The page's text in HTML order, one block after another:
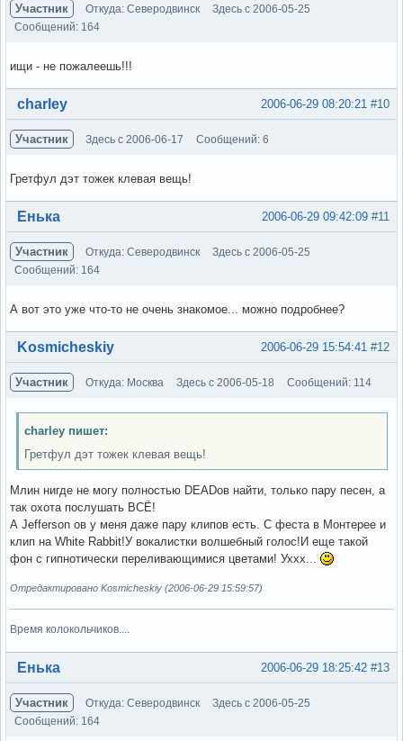
Участник Откуда: Северодвинск
Здесь с 2006-05-25
Сообщений: 164
ищи - не пожалеешь!!!
Вне форума #10
2006-06-29 08:20:21
charley
Участник Здесь с 2006-06-17 Сообщений: 6
Гретфул дэт тожек клевая вещь!
Вне форума #11
2006-06-29 09:42:09
Енька
Участник Откуда: Северодвинск
Здесь с 2006-05-25
Сообщений: 164
А вот это уже что-то не очень знакомое... можно подробнее?
Вне форума #12
2006-06-29 15:54:41
Kosmicheskiy
Участник Откуда: Москва Здесь с 2006-05-18 Сообщений: 114
charley пишет:
Гретфул дэт тожек клевая вещь!
Млин нигде не могу полностью DEADов найти, только пару песен, а
так охота послушать ВСЁ!
А Jefferson ов у меня даже пару клипов есть. С феста в Монтерее и
клип на White Rabbit!У вокалистки волшебный голос!И еще такой
фон с гипнотически переливающимися цветами! Уххх...
Отредактировано Kosmicheskiy (2006-06-29 15:59:57)
Время колокольчиков....
Вне форума #13
2006-06-29 18:25:42
Енька
Участник Откуда: Северодвинск
Здесь с 2006-05-25
Сообщений: 164